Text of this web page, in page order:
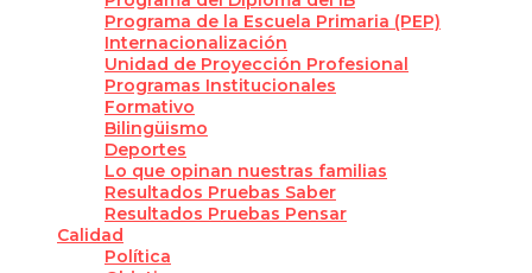
Programa de la Escuela Primaria (PEP)
Internacionalización
Unidad de Proyección Profesional
Programas Institucionales
Formativo
Bilingüismo
Deportes
Lo que opinan nuestras familias
Resultados Pruebas Saber
Resultados Pruebas Pensar
Calidad
Política